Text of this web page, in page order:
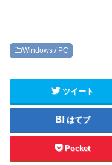
Windows / PC
ツイート
はてブ
Pocket